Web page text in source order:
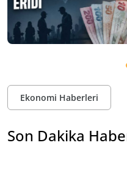
Ekonomi Haberleri
Son Dakika